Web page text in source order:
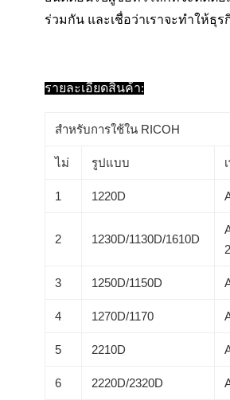
ร่วมกัน และเชื่อว่าเราจะทําให้
รายละเอียดสินค้า:
สําหรับการใช้ใน RICOH
ไม่ รูปแบบ
1 1220D
2 1230D/1130D/1610D
3 1250D/1150D
4 1270D/1170
5 2210D
6 2220D/2320D